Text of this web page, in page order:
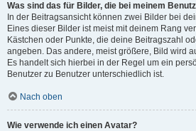
Was sind das für Bilder, die bei meinem
In der Beitragsansicht können zwei Bilder bei
Eines dieser Bilder ist meist mit deinem Rang
Kästchen oder Punkte, die deine Beitragszahl
angeben. Das andere, meist größere, Bild wird
Es handelt sich hierbei in der Regel um ein
Benutzer zu Benutzer unterschiedlich ist.
Nach oben
Wie verwende ich einen Avatar?